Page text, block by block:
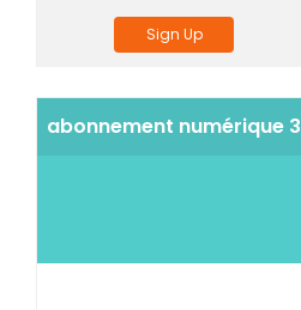
Sign Up
abonnement numérique 3